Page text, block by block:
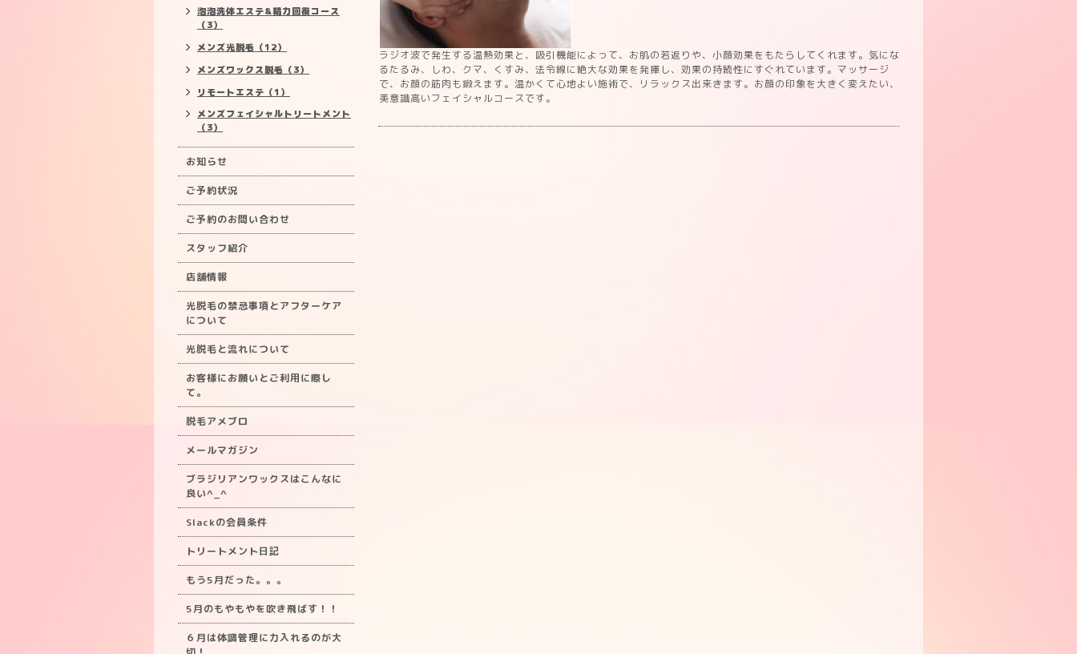
ラジオ波で発生する温熱効果と、吸引機能によって、お肌の若返りや、小顔効果をもたらしてくれます。気にな
るたるみ、しわ、クマ、くすみ、法令線に絶大な効果を発揮し、効果の持続性にすぐれています。マッサージ
で、お顔の筋肉も鍛えます。温かくて心地よい施術で、リラックス出来きます。お顔の印象を大きく変えたい、
美意識高いフェイシャルコースです。
泡泡洗体エステ&精力回復コース
（3）
メンズ光脱毛（12）
メンズワックス脱毛（3）
リモートエステ（1）
メンズフェイシャルトリートメント
（3）
お知らせ
ご予約状況
ご予約のお問い合わせ
スタッフ紹介
店舗情報
光脱毛の禁忌事項とアフターケア
について
光脱毛と流れについて
お客様にお願いとご利用に際し
て。
脱毛アメブロ
メールマガジン
ブラジリアンワックスはこんなに
良い^_^
Slackの会員条件
トリートメント日記
もう5月だった。。。
5月のもやもやを吹き飛ばす！！
６月は体調管理に力入れるのが大